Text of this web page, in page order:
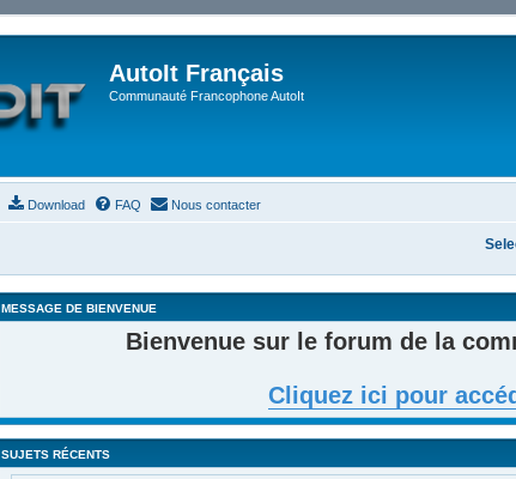
AutoIt Français
Communauté Francophone AutoIt
Download FAQ Nous contacter
MESSAGE DE BIENVENUE
Bienvenue sur le forum de la
Cliquez ici pour
SUJETS RÉCENTS